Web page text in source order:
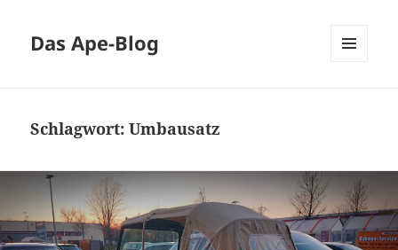
Das Ape-Blog
Schlagwort:Umbausatz